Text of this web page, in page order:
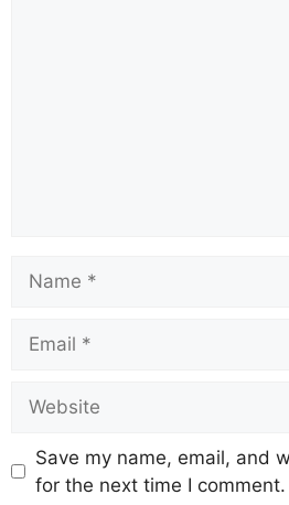
Save my name, email, and
for the next time I comment.